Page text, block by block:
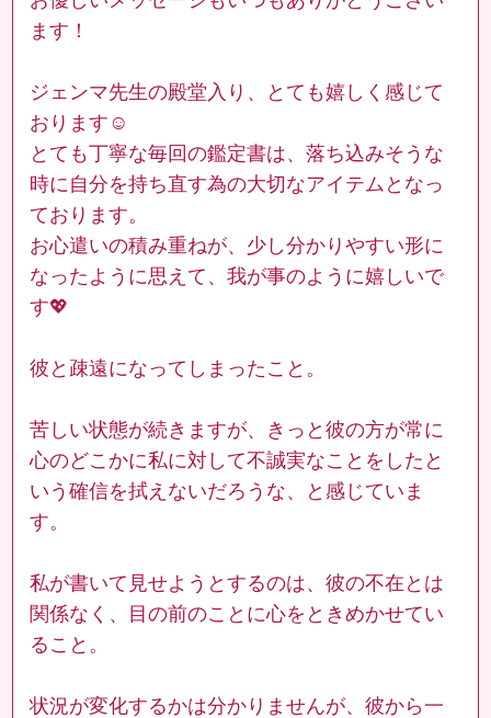
ます！
ジェンマ先生の殿堂入り、とても嬉しく感じて
おります☺️
とても丁寧な毎回の鑑定書は、落ち込みそうな
時に自分を持ち直す為の大切なアイテムとなっ
ております。
お心遣いの積み重ねが、少し分かりやすい形に
なったように思えて、我が事のように嬉しいで
す💖
彼と疎遠になってしまったこと。
苦しい状態が続きますが、きっと彼の方が常に
心のどこかに私に対して不誠実なことをしたと
いう確信を拭えないだろうな、と感じていま
す。
私が書いて見せようとするのは、彼の不在とは
関係なく、目の前のことに心をときめかせてい
ること。
状況が変化するかは分かりませんが、彼から一